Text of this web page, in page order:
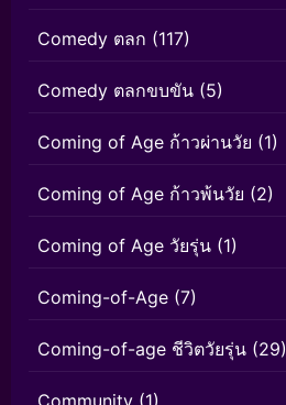
Comedy ตลก (117)
Comedy ตลกขบขัน (5)
Coming of Age ก้าวผ่านวัย (1)
Coming of Age ก้าวพ้นวัย (2)
Coming of Age วัยรุ่น (1)
Coming-of-Age (7)
Coming-of-age ชีวิตวัยรุ่น (29)
Community (1)